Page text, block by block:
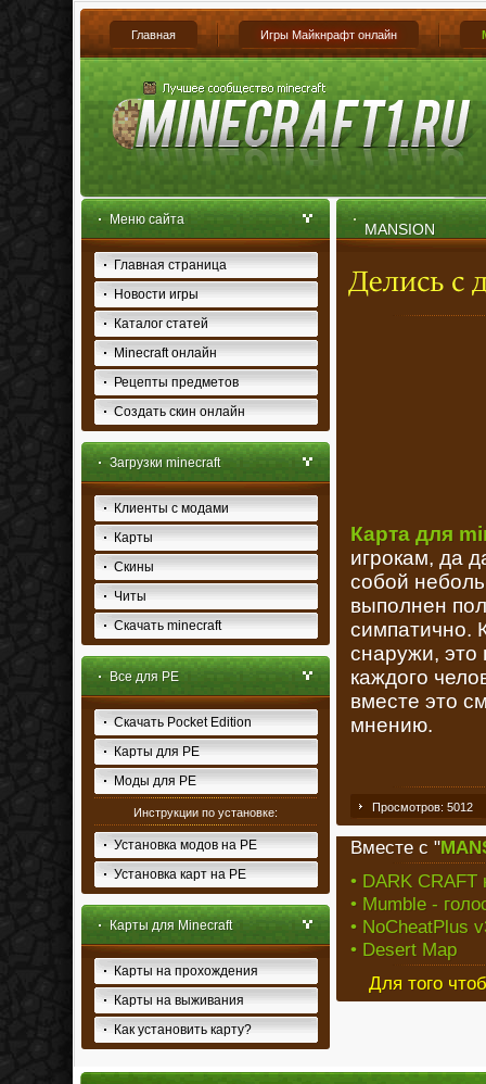
Главная Игры Майкнрафт онлайн
Меню сайта
Главная страница
Новости игры
Каталог статей
Minecraft онлайн
Рецепты предметов
Создать скин онлайн
Загрузки minecraft
Клиенты с модами
Карты
Скины
Читы
Скачать minecraft
Все для PE
Скачать Pocket Edition
Карты для PE
Моды для PE
Инструкции по установке:
Установка модов на PE
Установка карт на PE
Карты для Minecraft
Карты на прохождения
Карты на выживания
Как установить карту?
MANSION
Карта для
игрокам, да
собой
выполнен
симпатично.
снаружи, это
каждого
вместе это
мнению.
Просмотров: 5012
Вместе с "
• DARK
• Mumble -
• NoCheatPlus
• Desert Map
Для того